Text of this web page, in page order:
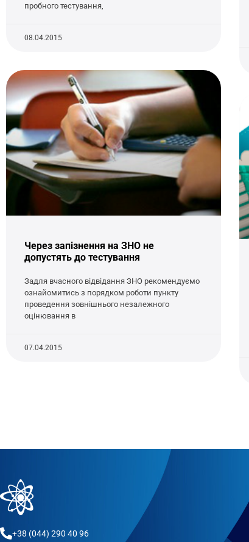
пробного тестування,
08.04.2015
Через запізнення на ЗНО не
допустять до тестування
Задля вчасного відвідання ЗНО рекомендуємо
ознайомитись з порядком роботи пункту
проведення зовнішнього незалежного
оцінювання в
07.04.2015
+38 (044) 290 40 96